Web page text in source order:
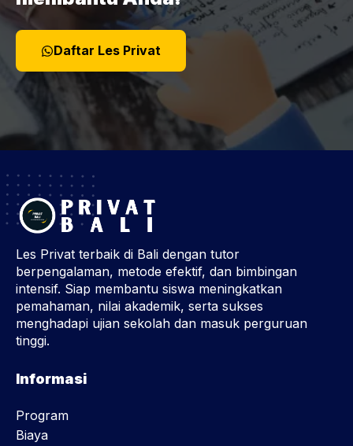
Daftar Les Privat
Les Privat terbaik di Bali dengan tutor
berpengalaman, metode efektif, dan bimbingan
intensif. Siap membantu siswa meningkatkan
pemahaman, nilai akademik, serta sukses
menghadapi ujian sekolah dan masuk perguruan
tinggi.
Informasi
Program
Biaya